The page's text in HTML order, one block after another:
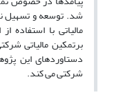
شد. توسعه و تسهیل
مالیاتی با استفاده
برتمکین مالیاتی
دستاوردهای این
شرکتی می کند.